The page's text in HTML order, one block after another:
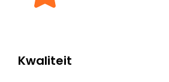
Kwaliteit